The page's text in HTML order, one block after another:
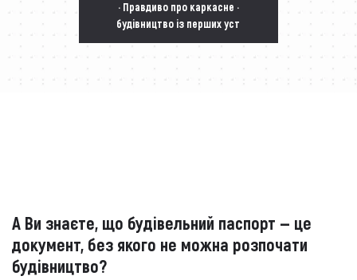
· Правдиво про каркасне ·
будівництво із перших уст
А Ви знаєте, що будівельний паспорт — це
документ, без якого не можна розпочати
будівництво?